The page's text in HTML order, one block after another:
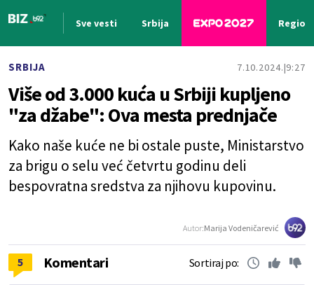
Sve vesti Srbija Region
SRBIJA 7.10.2024. 9:27
Više od 3.000 kuća u Srbiji kupljeno
"za džabe": Ova mesta prednjače
Kako naše kuće ne bi ostale puste, Ministarstvo
za brigu o selu već četvrtu godinu deli
bespovratna sredstva za njihovu kupovinu.
Autor:Marija Vodeničarević
5 Komentari Sortiraj po: